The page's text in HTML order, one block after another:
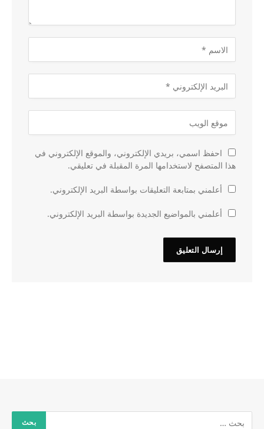
احفظ اسمي، بريدي الإلكتروني، والموقع الإلكتروني في
هذا المتصفح لاستخدامها المرة المقبلة في تعليقي.
أعلمني بمتابعة التعليقات بواسطة البريد الإلكتروني.
أعلمني بالمواضيع الجديدة بواسطة البريد الإلكتروني.